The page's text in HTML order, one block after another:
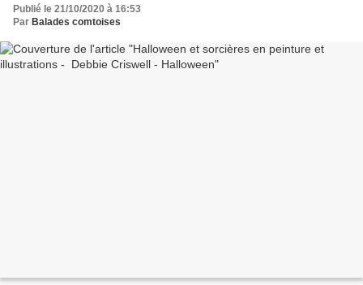
Publié le 21/10/2020 à 16:53
Par Balades comtoises